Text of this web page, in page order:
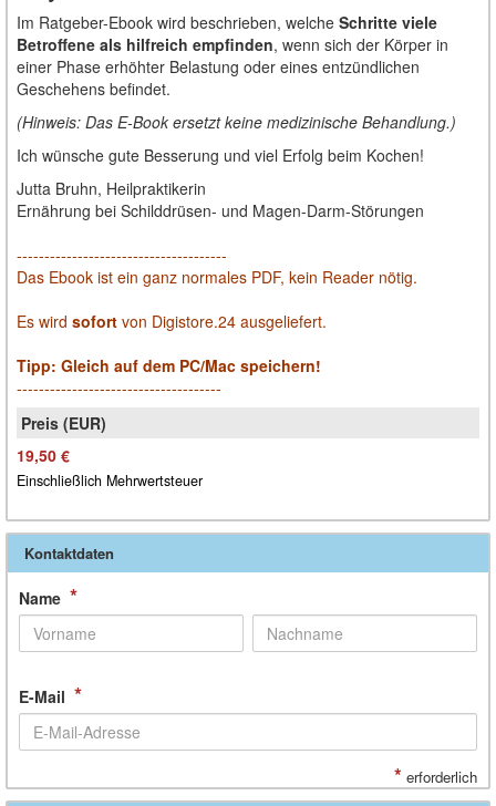
Im Ratgeber-Ebook wird beschrieben, welche Schritte viele
Betroffene als hilfreich empfinden, wenn sich der Körper in
einer Phase erhöhter Belastung oder eines entzündlichen
Geschehens befindet.
(Hinweis: Das E-Book ersetzt keine medizinische Behandlung.)
Ich wünsche gute Besserung und viel Erfolg beim Kochen!
Jutta Bruhn, Heilpraktikerin
Ernährung bei Schilddrüsen- und Magen-Darm-Störungen
--------------------------------------
Das Ebook ist ein ganz normales PDF, kein Reader nötig.
Es wird sofort von Digistore.24 ausgeliefert.
Tipp: Gleich auf dem PC/Mac speichern!
-------------------------------------
19,50 €
Einschließlich Mehrwertsteuer
Kontaktdaten
Name *
E-Mail *
* erforderlich